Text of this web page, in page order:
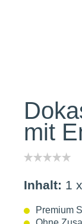
mit
Inhalt: 1
Premium